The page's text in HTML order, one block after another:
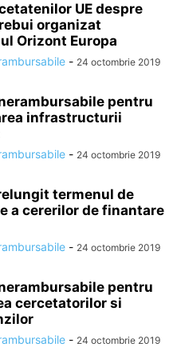
UE despre
organizat
Orizont Europa
- 24 octombrie 2019
pentru
infrastructurii
- 24 octombrie 2019
termenul de
a cererilor de finantare
- 24 octombrie 2019
pentru
cercetatorilor si
- 24 octombrie 2019